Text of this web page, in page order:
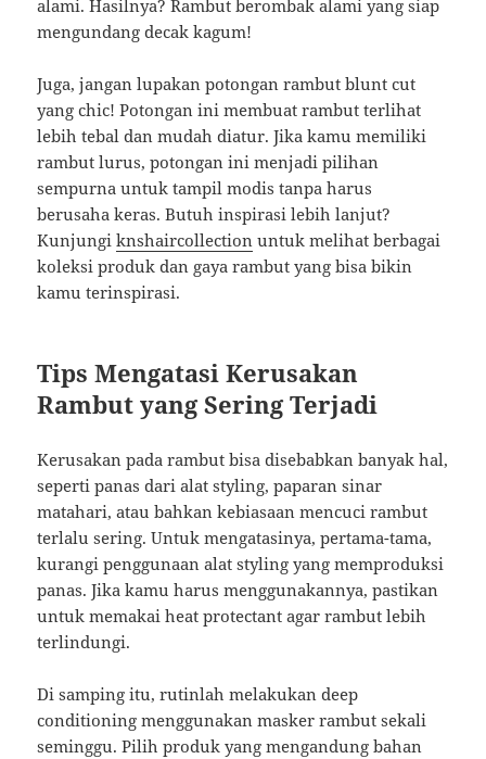
alami. Hasilnya? Rambut berombak alami yang siap
mengundang decak kagum!
Juga, jangan lupakan potongan rambut blunt cut
yang chic! Potongan ini membuat rambut terlihat
lebih tebal dan mudah diatur. Jika kamu memiliki
rambut lurus, potongan ini menjadi pilihan
sempurna untuk tampil modis tanpa harus
berusaha keras. Butuh inspirasi lebih lanjut?
Kunjungiknshaircollection untuk melihat berbagai
koleksi produk dan gaya rambut yang bisa bikin
kamu terinspirasi.
Tips Mengatasi Kerusakan
Rambut yang Sering Terjadi
Kerusakan pada rambut bisa disebabkan banyak hal,
seperti panas dari alat styling, paparan sinar
matahari, atau bahkan kebiasaan mencuci rambut
terlalu sering. Untuk mengatasinya, pertama-tama,
kurangi penggunaan alat styling yang memproduksi
panas. Jika kamu harus menggunakannya, pastikan
untuk memakai heat protectant agar rambut lebih
terlindungi.
Di samping itu, rutinlah melakukan deep
conditioning menggunakan masker rambut sekali
seminggu. Pilih produk yang mengandung bahan